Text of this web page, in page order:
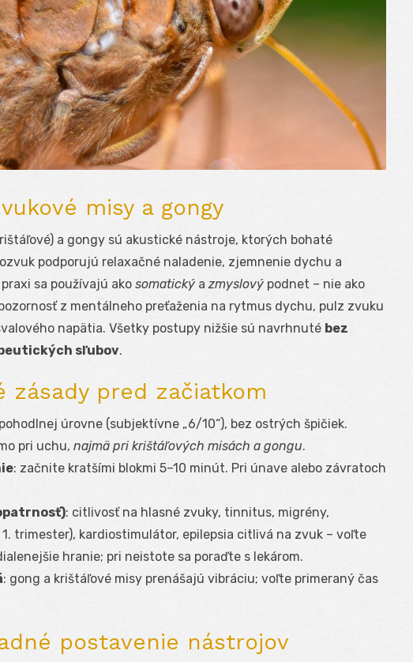
misy a gongy
a gongy sú akustické nástroje, ktorých bohaté
podporujú relaxačné naladenie, zjemnenie dychu a
sa používajú ako somatický azmyslový podnet – nie ako
z mentálneho preťaženia na rytmus dychu, pulz zvuku
napätia. Všetky postupy nižšie sú navrhnuté bez
sľubov.
zásady pred začiatkom
úrovne (subjektívne „6/10“), bez ostrých špičiek.
pri uchu, najmä pri krištáľových misách a gongu.
: začnite kratšími blokmi 5–10 minút. Pri únave alebo závratoch
: citlivosť na hlasné zvuky, tinnitus, migrény,
trimester), kardiostimulátor, epilepsia citlivá na zvuk – voľte
hranie; pri neistote sa poraďte s lekárom.
: gong a krištáľové misy prenášajú vibráciu; voľte primeraný čas
postavenie nástrojov